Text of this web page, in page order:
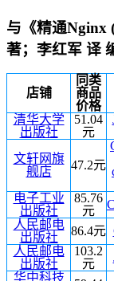
与《精通Nginx
著；李红军 译
店铺
同类
商品
价格
清华大学
出版社
51.04
元
文轩网旗
舰店
47.2元
电子工业
出版社
85.76
元
人民邮电
出版社
86.4元
人民邮电
出版社
103.2
元
华中科技